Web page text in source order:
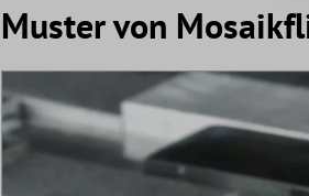
Muster von